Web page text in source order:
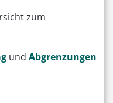
zum
und Abgrenzungen